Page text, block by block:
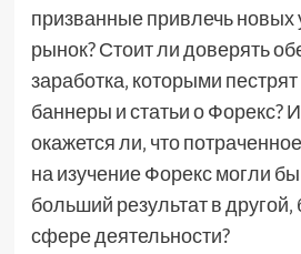
призванные привлечь новых
рынок? Стоит ли доверять
заработка‚ которыми
баннеры и статьи о Форекс?
окажется ли‚ что
на изучение Форекс могли
больший результат в
сфере деятельности?